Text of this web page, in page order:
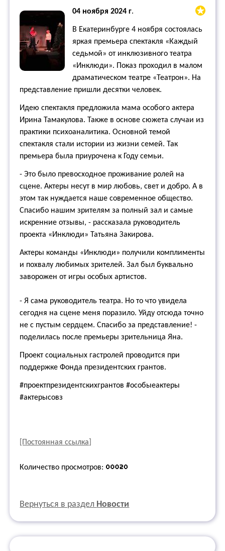
04 ноября 2024 г.
В Екатеринбурге 4 ноября состоялась
яркая премьера спектакля «Каждый
седьмой» от инклюзивного театра
«Инклюди». Показ проходил в малом
драматическом театре «Театрон». На
представление пришли десятки человек.
Идею спектакля предложила мама особого актера
Ирина Тамакулова. Также в основе сюжета случаи из
практики психоаналитика. Основной темой
спектакля стали истории из жизни семей. Так
премьера была приурочена к Году семьи.
- Это было превосходное проживание ролей на
сцене. Актеры несут в мир любовь, свет и добро. А в
этом так нуждается наше современное общество.
Спасибо нашим зрителям за полный зал и самые
искренние отзывы, - рассказала руководитель
проекта «Инклюди» Татьяна Закирова.
Актеры команды «Инклюди» получили комплименты
и похвалу любимых зрителей. Зал был буквально
заворожен от игры особых артистов.
- Я сама руководитель театра. Но то что увидела
сегодня на сцене меня поразило. Уйду отсюда точно
не с пустым сердцем. Спасибо за представление! -
поделилась после премьеры зрительница Яна.
Проект социальных гастролей проводится при
поддержке Фонда президентских грантов.
#проектпрезидентскихгрантов #особыеактеры
#актерысовз
[Постоянная ссылка]
Количество просмотров:
Вернуться в раздел Новости